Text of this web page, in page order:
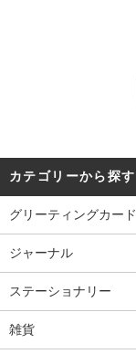
カテゴリーから探す
グリーティングカード
ジャーナル
ステーショナリー
雑貨